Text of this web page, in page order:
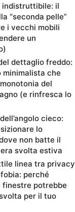
indistruttibile: il
“seconda pelle”
i vecchi mobili
un
dettaglio freddo:
minimalista che
del
(e rinfresca lo
cieco:
lo
non batte il
svolta estiva
linea tra privacy
perché
finestre potrebbe
per il tuo